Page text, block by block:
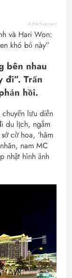
Advertisement
bên nhau
đi”. Trấn
hồi.
lưu diễn
du lịch, ngắm
cờ hoa, ‘hâm
nam MC
nhật hình ảnh